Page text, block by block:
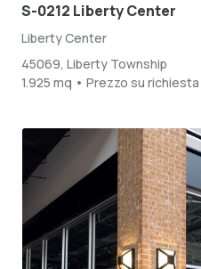
S-0212 Liberty Center
Liberty Center
45069, Liberty Township
1.925 mq • Prezzo su richiesta